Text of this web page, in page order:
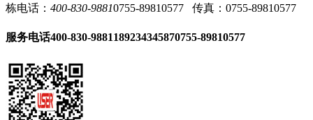
栋电话： 400-830-98810755-89810577 传真：0755-89810577
服务电话400-830-9881189234345870755-89810577